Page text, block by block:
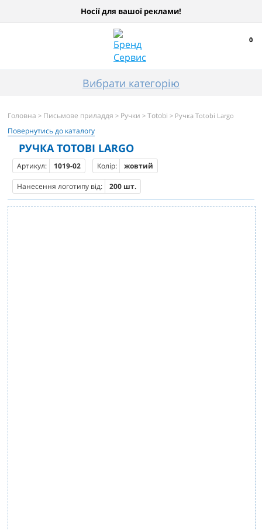
Носії для вашої реклами!
0
Вибрати категорію
Головна > Письмове приладдя > Ручки >Totobi > Ручка Totobi Largo
Повернутись до каталогу
РУЧКА TOTOBI LARGO
Артикул: 1019-02 Колір: жовтий
Нанесення логотипу від: 200 шт.